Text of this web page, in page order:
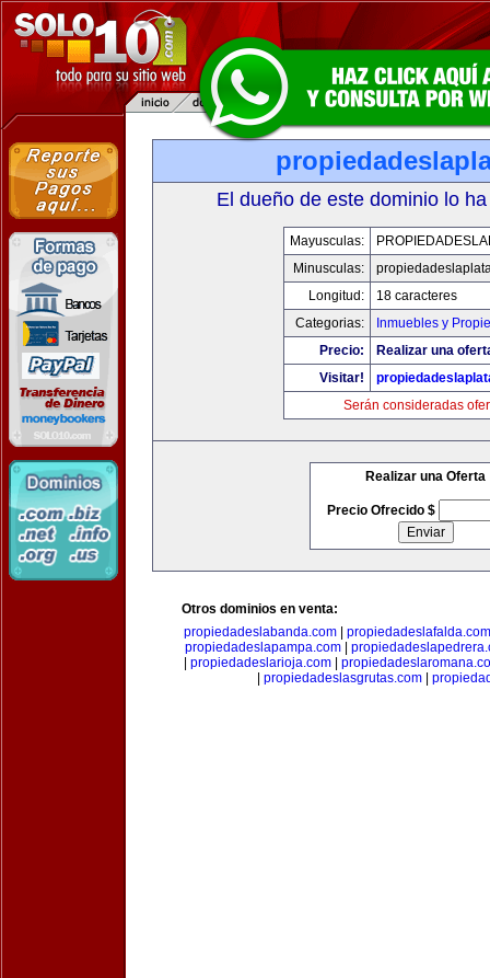
El dueño de este dominio lo
Mayusculas:
Minusculas:
Longitud:
18 caracteres
Categorias:
Inmuebles y
Precio:
Realizar una
Visitar!
Serán consideradas
Realizar una Oferta
Precio Ofrecido $
Otros dominios en venta:
propiedadeslabanda.com
propiedadeslafalda.com
propiedadeslapampa.com|
propiedadeslarioja.com|
propiedadeslasgrutas.com